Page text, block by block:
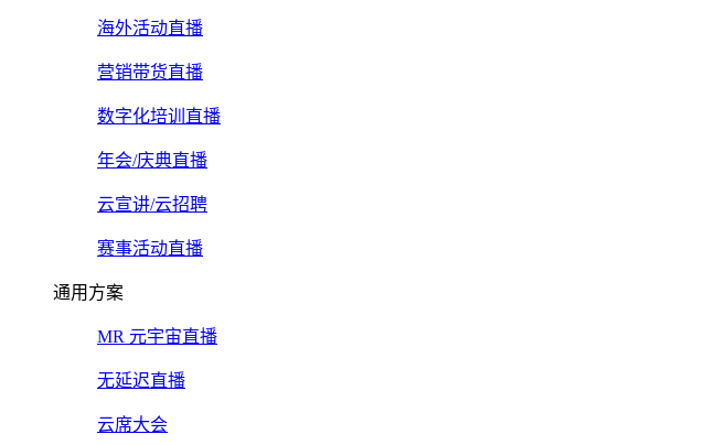
海外活动直播
营销带货直播
数字化培训直播
年会/庆典直播
云宣讲/云招聘
赛事活动直播
通用方案
MR 元宇宙直播
无延迟直播
云席大会